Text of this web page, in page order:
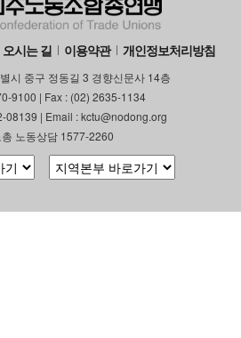
오시는 길 이용약관 개인정보처리방침
시 중구 정동길 3 경향신문사 14층
9100 | Fax : (02) 2635-1134
08139 | Email : kctu@nodong.org
노동상담 1577-2260